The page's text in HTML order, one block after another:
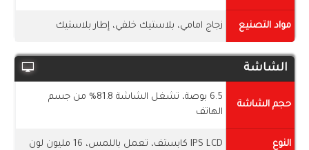
مواد التصنيع زجاج امامي، بلاستيك خلفي، إطار بلاستيك
الشاشة
حجم الشاشة
6.5 بوصة، تشغل الشاشة 81.8% من جسم
الهاتف
النوع IPS LCD كابستف، تعمل باللمس، 16 مليون لون